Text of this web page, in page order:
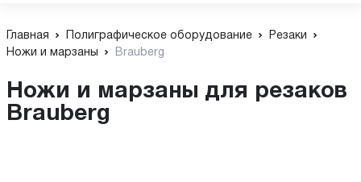
Главная Полиграфическое оборудование
Резаки
Ножи и марзаны
Brauberg
Ножи и марзаны для резаков
Brauberg